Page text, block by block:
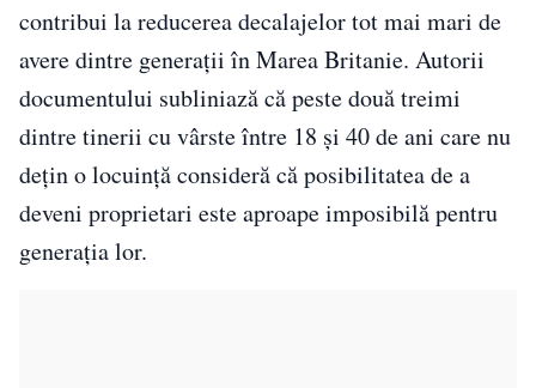
contribui la reducerea decalajelor tot mai mari de
avere dintre generații în Marea Britanie. Autorii
documentului subliniază că peste două treimi
dintre tinerii cu vârste între 18 și 40 de ani care nu
dețin o locuință consideră că posibilitatea de a
deveni proprietari este aproape imposibilă pentru
generația lor.